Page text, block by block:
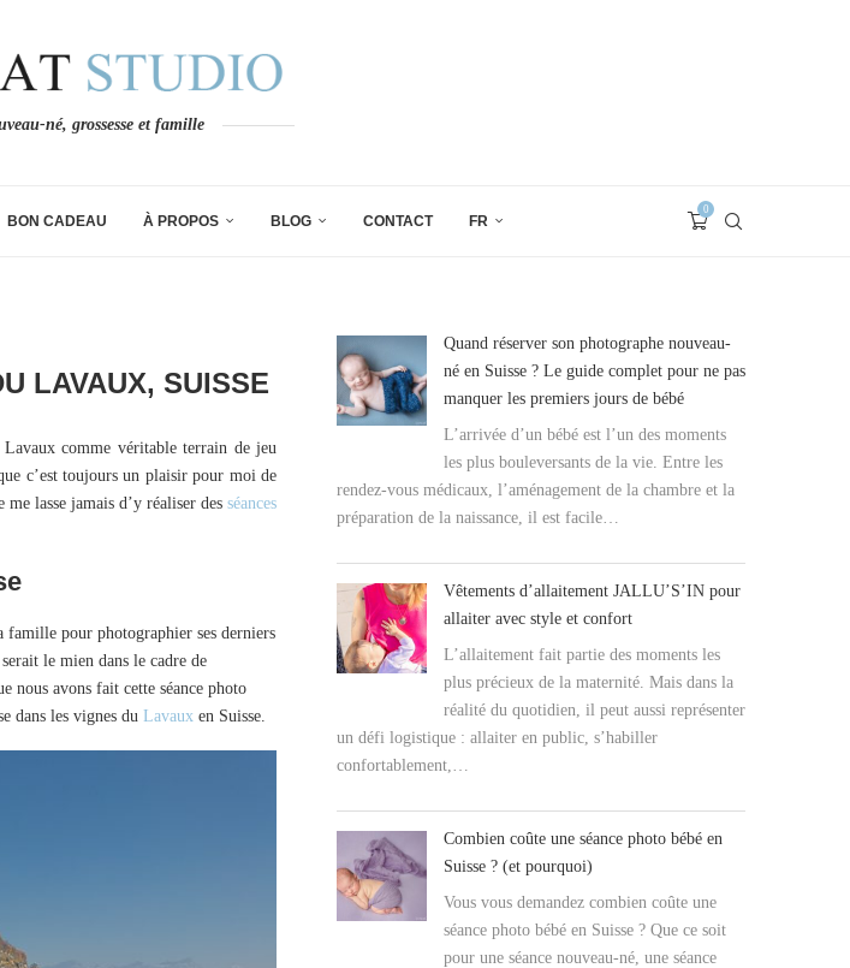
né, grossesse et famille
BON CADEAU À PROPOS BLOG CONTACT FR
0
LAVAUX, SUISSE
comme véritable terrain de jeu
c’est toujours un plaisir pour moi de
lasse jamais d’y réaliser des séances
famille pour photographier ses derniers
le mien dans le cadre de
nous avons fait cette séance photo
dans les vignes du Lavaux en Suisse.
Quand réserver son photographe nouveau-
né en Suisse ? Le guide complet pour ne pas
manquer les premiers jours de bébé
L’arrivée d’un bébé est l’un des moments
les plus bouleversants de la vie. Entre les
rendez-vous médicaux, l’aménagement de la chambre et la
préparation de la naissance, il est facile…
Vêtements d’allaitement JALLU’S’IN pour
allaiter avec style et confort
L’allaitement fait partie des moments les
plus précieux de la maternité. Mais dans la
réalité du quotidien, il peut aussi représenter
un défi logistique : allaiter en public, s’habiller
confortablement,…
Combien coûte une séance photo bébé en
Suisse ? (et pourquoi)
Vous vous demandez combien coûte une
séance photo bébé en Suisse ? Que ce soit
pour une séance nouveau-né, une séance